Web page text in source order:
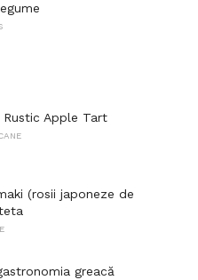
Apple Tart
(rosii japoneze de
greacă